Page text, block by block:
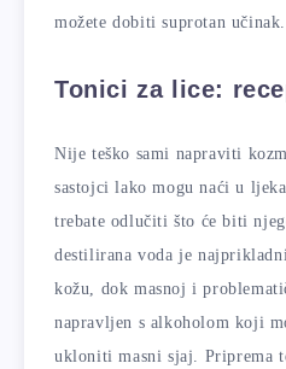
možete dobiti suprotan učinak.
Tonici za lice:
Nije teško sami napraviti
sastojci lako mogu naći u
trebate odlučiti što će biti
destilirana voda je
kožu, dok masnoj i
napravljen s alkoholom koji
ukloniti masni sjaj. Priprema